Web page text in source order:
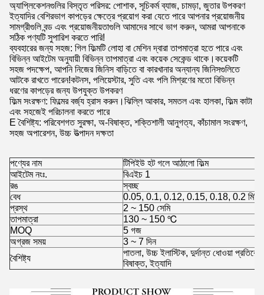
অ্যাপ্লিকেশনগুলির বিস্তৃত পরিসর: পোশাক, সূচিকর্ম ব্যাজ, চামড়া, জুতার উপকরণ
ইত্যাদির বেশিরভাগ কাপড়ের ক্ষেত্রে প্রয়োগ করা যেতে পারে আপনার প্রয়োজনীয়
সামগ্রীগুলি বন্ড এবং প্রয়োজনীয়তাগুলি আমাদের সাথে ভাগ করুন, আমরা আপনাকে
সঠিক পণ্যটি সুপারিশ করতে পারি!
ব্যবহারের জন্য সহজ: গিল ফিল্মটি লোহা বা মেশিন দ্বারা তাপমাত্রা হতে পারে এবং
বিভিন্ন আইটেম অনুযায়ী বিভিন্ন তাপমাত্রা এবং কয়েক সেকেন্ড থাকে।কয়েকটি
সহজ পদক্ষেপ, আপনি নিজের জিনিস বাড়িতে বা কারখানার অন্যান্য জিনিসগুলিতে
আটকে রাখতে পারেন!কটনস, পলিয়েস্টার, সুতি এবং পলি মিশ্রণের মতো বিভিন্ন
ধরণের কাপড়ের জন্য উপযুক্ত উপকরণ
ফিল্ম সংরক্ষণ: ফিল্মের বর্জ্য হ্রাস করুন।ঝিল্লি আকার, সমতল এবং হালকা, ফিল্ম কাটা
এবং সহজেই পরিচালনা করতে পারে
E বৈশিষ্ট্য: পরিবেশগত সুরক্ষা, অ-বিষাক্ত, শক্তিশালী আনুগত্য, কাঁচামাল সংরক্ষণ,
সহজ অপারেশন, উচ্চ উত্পাদন দক্ষতা
পণ্যের নাম
টিপিইউ হট গলে আঠালো ফিল্ম
আইটেম নংঃ.
বিএইচ 1
রঙ
স্বচ্ছ
বেধ
0.05, 0.1, 0.12, 0.15, 0.18, 0.2 মিমি
প্রস্থ
2 ~ 150 সেমি
তাপমাত্রা
130 ~ 150 ℃
MOQ
5 গজ
অগ্রজ সময়
3 ~ 7 দিন
বৈশিষ্ট্য
পাতলা, উচ্চ ইলাস্টিক, দুর্দান্ত ধোওয়া
বিষাক্ত, ইত্যাদি